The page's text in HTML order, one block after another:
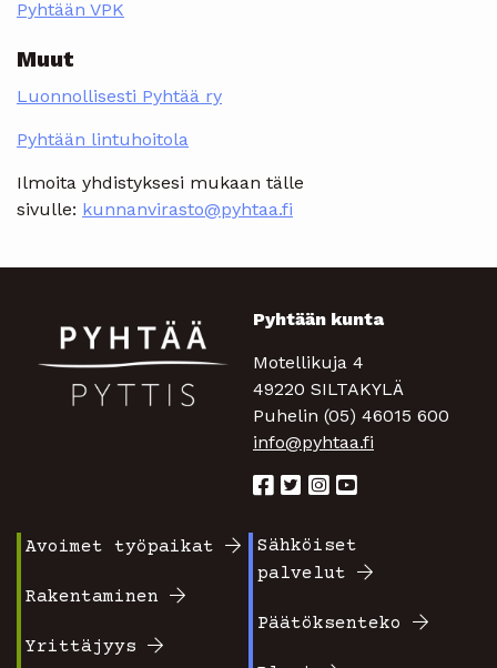
Pyhtään VPK
Muut
Luonnollisesti Pyhtää ry
Pyhtään lintuhoitola
Ilmoita yhdistyksesi mukaan tälle
sivulle: kunnanvirasto@pyhtaa.fi
Pyhtään kunta
Motellikuja 4
49220 SILTAKYLÄ
Puhelin (05) 46015 600
info@pyhtaa.fi
valikko
1
Avoimet työpaikat
Rakentaminen
Yrittäjyys
Footer
2
Sähköiset
palvelut
Päätöksenteko